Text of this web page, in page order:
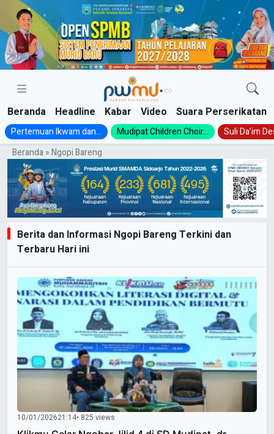
Skip
content
Beranda Headline Kabar Video Suara Perserikatan
Pertemuan Ikwam dan... Mudipat Children Choir...
Suli Da’im
Beranda»Ngopi Bareng
Berita dan Informasi Ngopi Bareng Terkini dan
Terbaru Hari ini
10/01/202621:14• 825 views